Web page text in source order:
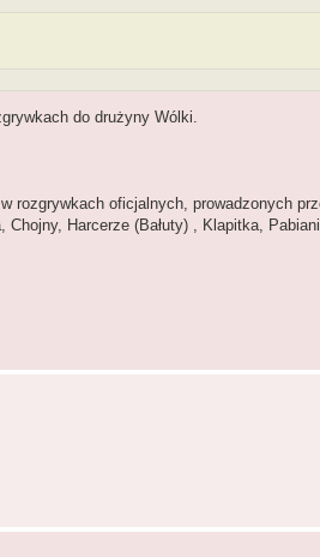
do drużyny Wólki.
rozgrywkach oficjalnych, prowadzonych
Harcerze (Bałuty) , Klapitka,